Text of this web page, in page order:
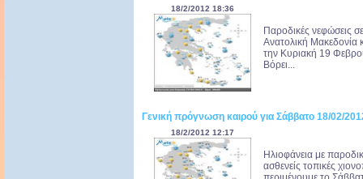
18/2/2012 18:36
Παροδικές νεφώσεις
Ανατολική Μακεδονία
την Κυριακή 19
Βόρει...
Γενική πρόγνωση καιρού για Σάββατο 18/02/
18/2/2012 12:17
Ηλιοφάνεια με
ασθενείς τοπικές